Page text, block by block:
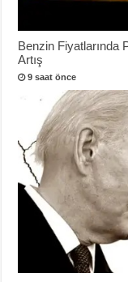
Benzin Fiyatlarında
Artış
9 saat önce